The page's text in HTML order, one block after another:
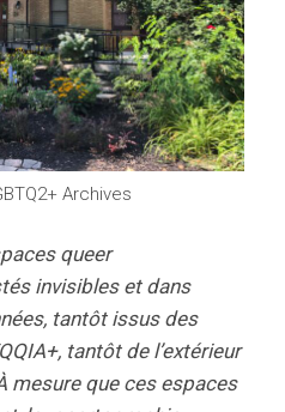
Archives
queer
invisibles et dans
tantôt issus des
tantôt de l’extérieur
mesure que ces espaces